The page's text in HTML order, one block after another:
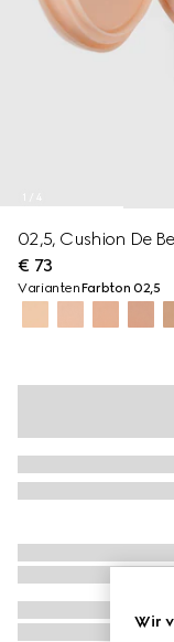
4
02,5, Cushion De
€ 73
VariantenFarbton 02,5
Wir